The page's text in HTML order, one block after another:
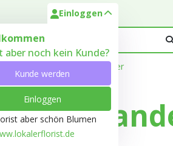
Einloggen
aber noch kein Kunde?
Kunde werden
Einloggen
aber schön Blumen
Höxter